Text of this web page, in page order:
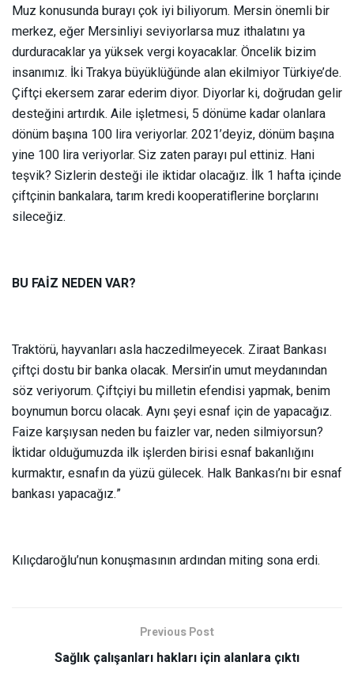
Muz konusunda burayı çok iyi biliyorum. Mersin önemli bir
merkez, eğer Mersinliyi seviyorlarsa muz ithalatını ya
durduracaklar ya yüksek vergi koyacaklar. Öncelik bizim
insanımız. İki Trakya büyüklüğünde alan ekilmiyor Türkiye’de.
Çiftçi ekersem zarar ederim diyor. Diyorlar ki, doğrudan gelir
desteğini artırdık. Aile işletmesi, 5 dönüme kadar olanlara
dönüm başına 100 lira veriyorlar. 2021’deyiz, dönüm başına
yine 100 lira veriyorlar. Siz zaten parayı pul ettiniz. Hani
teşvik? Sizlerin desteği ile iktidar olacağız. İlk 1 hafta içinde
çiftçinin bankalara, tarım kredi kooperatiflerine borçlarını
sileceğiz.
BU FAİZ NEDEN VAR?
Traktörü, hayvanları asla haczedilmeyecek. Ziraat Bankası
çiftçi dostu bir banka olacak. Mersin’in umut meydanından
söz veriyorum. Çiftçiyi bu milletin efendisi yapmak, benim
boynumun borcu olacak. Aynı şeyi esnaf için de yapacağız.
Faize karşıysan neden bu faizler var, neden silmiyorsun?
İktidar olduğumuzda ilk işlerden birisi esnaf bakanlığını
kurmaktır, esnafın da yüzü gülecek. Halk Bankası’nı bir esnaf
bankası yapacağız.”
Kılıçdaroğlu’nun konuşmasının ardından miting sona erdi.
Previous Post
Sağlık çalışanları hakları için alanlara çıktı